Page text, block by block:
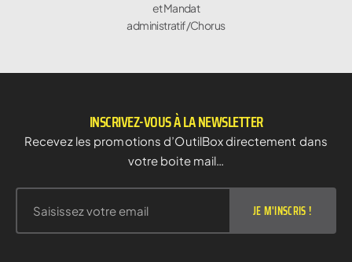
et Mandat
administratif/Chorus
INSCRIVEZ-VOUS À LA NEWSLETTER
Recevez les promotions d’OutilBox directement dans
votre boite mail…
JE M'INSCRIS !